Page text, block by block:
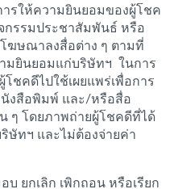
ารให้ความยินยอมของผู้โชค
กรรมประชาสัมพันธ์ หรือ
ฆษณาลงสื่อต่าง ๆ ตามที่
มยินยอมแก่บริษัทฯ ในการ
ชคดีไปใช้เผยแพร่เพื่อการ
งสือพิมพ์ และ/หรือสื่อ
โดยภาพถ่ายผู้โชคดีที่ได้
ษัทฯ และไม่ต้องจ่ายค่า
ยกเลิก เพิกถอน หรือเรียก